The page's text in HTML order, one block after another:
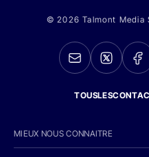
© 2026 Talmont Media
MIEUX NOUS CONNAITRE